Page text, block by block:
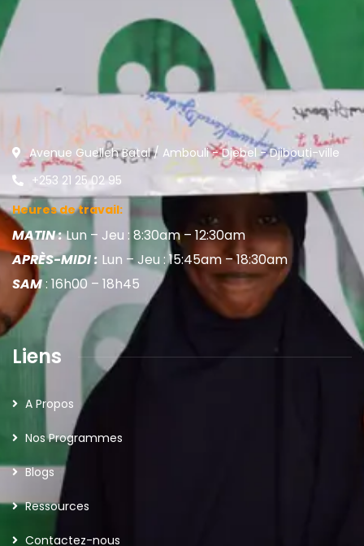
Avenue Guelleh Batal / Ambouli - Djebel - Djibouti-ville
+253 21 25 02 95
Heures de travail:
MATIN :Lun – Jeu : 8:30am – 12:30am
APRÈS-MIDI : Lun – Jeu : 15:45am – 18:30am
SAM: 16h00 – 18h45
Liens
A Propos
Nos Programmes
Blogs
Ressources
Contactez-nous